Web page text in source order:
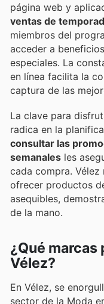
página web y
ventas de
miembros del
acceder a
especiales. La
en línea facilita la
captura de las
La clave para
radica en la
consultar las
semanales les
cada compra.
ofrecer productos
asequibles,
de la mano.
¿Qué
Vélez?
En Vélez, se
sector de la Moda